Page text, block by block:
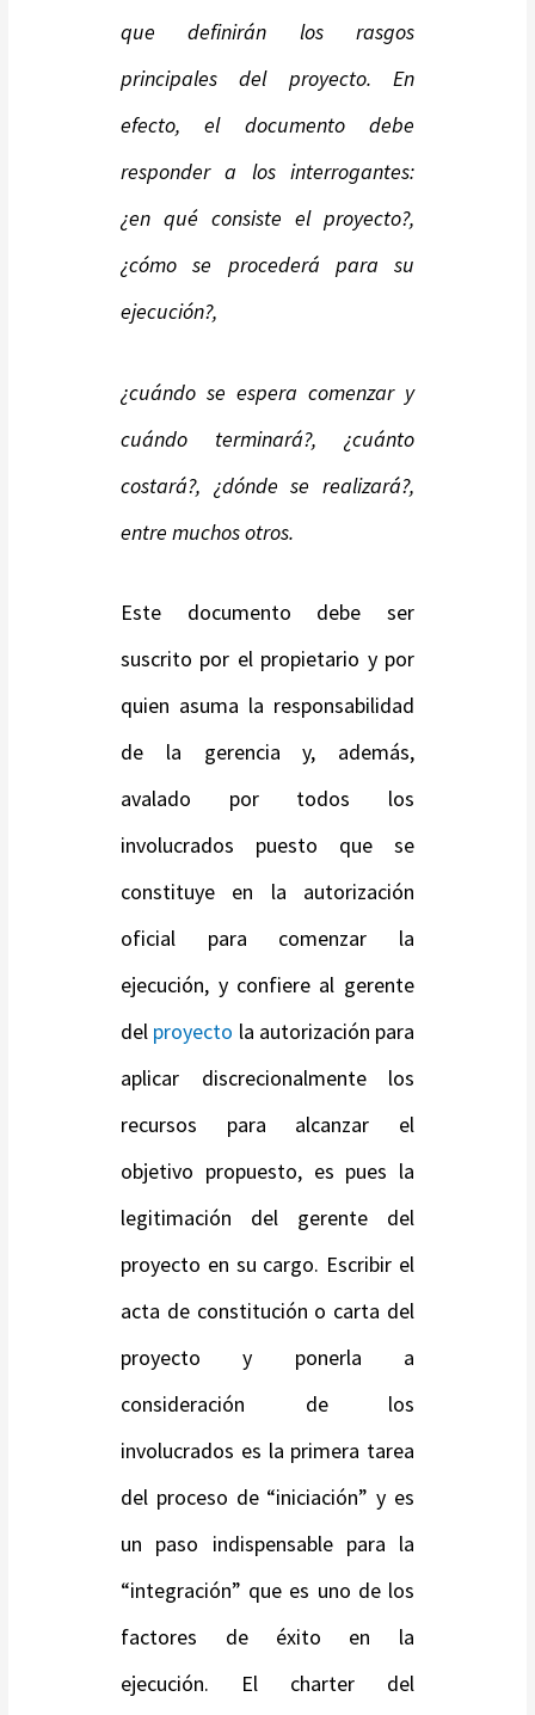
que definirán los rasgos
principales del proyecto. En
efecto, el documento debe
responder a los interrogantes:
¿en qué consiste el proyecto?,
¿cómo se procederá para su
ejecución?,
¿cuándo se espera comenzar y
cuándo terminará?, ¿cuánto
costará?, ¿dónde se realizará?,
entre muchos otros.
Este documento debe ser
suscrito por el propietario y por
quien asuma la responsabilidad
de la gerencia y, además,
avalado por todos los
involucrados puesto que se
constituye en la autorización
oficial para comenzar la
ejecución, y confiere al gerente
del proyecto la autorización para
aplicar discrecionalmente los
recursos para alcanzar el
objetivo propuesto, es pues la
legitimación del gerente del
proyecto en su cargo. Escribir el
acta de constitución o carta del
proyecto y ponerla a
consideración de los
involucrados es la primera tarea
del proceso de “iniciación” y es
un paso indispensable para la
“integración” que es uno de los
factores de éxito en la
ejecución. El charter del